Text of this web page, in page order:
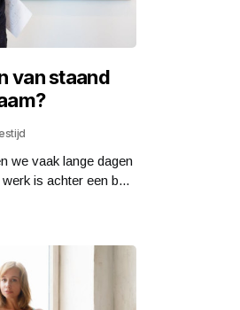
van staand
we vaak lange dagen
is achter een b...